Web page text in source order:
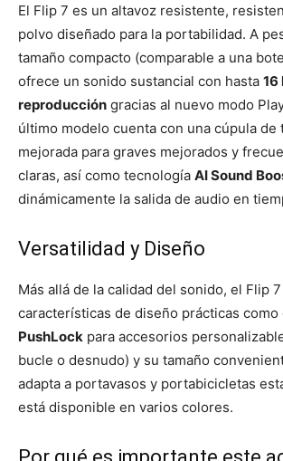
El Flip 7 es un altavoz resistente,
polvo diseñado para la portabilidad. A
tamaño compacto (comparable a una
ofrece un sonido sustancial con hasta 16
reproducción gracias al nuevo modo
último modelo cuenta con una cúpula de
mejorada para graves mejorados y
claras, así como tecnología AI Sound
dinámicamente la salida de audio en
Versatilidad y Diseño
Más allá de la calidad del sonido, el Flip
características de diseño prácticas como
PushLock para accesorios
bucle o desnudo) y su tamaño
adapta a portavasos y portabicicletas
está disponible en varios colores.